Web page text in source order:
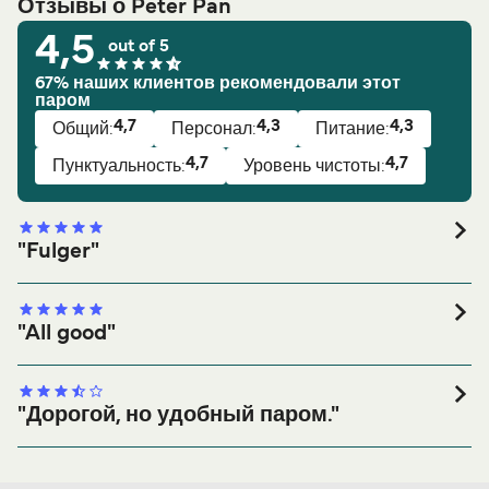
Отзывы о Peter Pan
4,5 out of 5
67% наших клиентов рекомендовали этот
паром
Общий:4,7 Персонал:4,3 Питание:4,3
Пунктуальность:4,7 Уровень чистоты:4,7
"Fulger"
Общий:
Питание:
Пунктуальность:
Рекомендовать?
"All good"
Общий:
Питание:
"Дорогой, но удобный паром."